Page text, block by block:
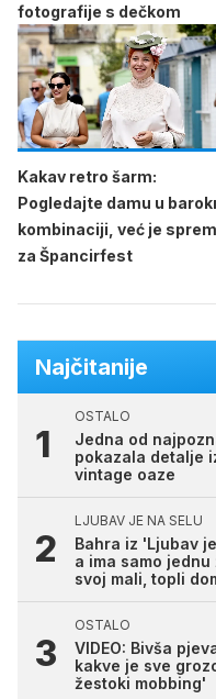
fotografije s dečkom
Kakav retro šarm:
Pogledajte damu u
kombinaciji, već je
za Špancirfest
Najčitanije
OSTALO
Jedna od
pokazala detalje
vintage oaze
LJUBAV JE NA SELU
Bahra iz 'Ljubav
a ima samo
svoj mali, topli
OSTALO
VIDEO: Bivša
kakve je sve
žestoki mobbing'